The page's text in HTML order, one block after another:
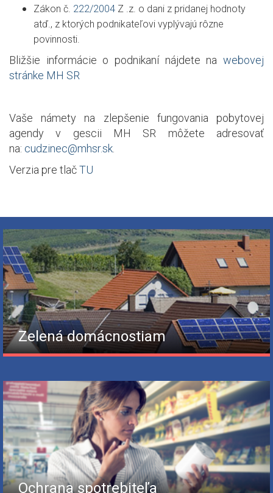
Zákon č. 222/2004 Z .z. o dani z pridanej hodnoty
atď., z ktorých podnikateľovi vyplývajú rôzne
povinnosti.
Bližšie informácie o podnikaní nájdete na webovej
stránke MH SR
Vaše námety na zlepšenie fungovania pobytovej
agendy v gescii MH SR môžete adresovať
na: cudzinec@mhsr.sk
Verzia pre tlačTU
Zelená domácnostiam
Ochrana spotrebiteľa